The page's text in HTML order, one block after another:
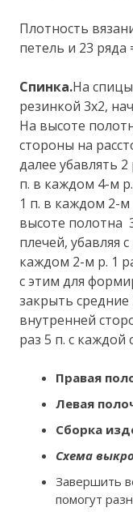
Плотность
петель и 23 ряда
Спинка.На
резинкой 3х2,
На высоте
стороны на
далее убавлять
п. в каждом 4-м
1 п. в каждом 2-м
высоте полотна
плечей, убавляя
каждом 2-м р. 1
с этим для
закрыть средние
внутренней
раз 5 п. с каждой
Правая
Левая
Сборка
Схема
Завершить
помогут